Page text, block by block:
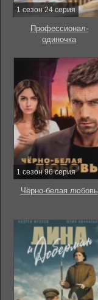
1 сезон 24 серия
Профессионал-
одиночка
1 сезон 96 серия
Чёрно-белая любовь